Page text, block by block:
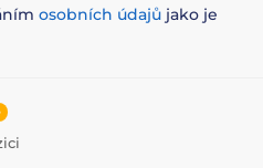
osobních údajů jako je